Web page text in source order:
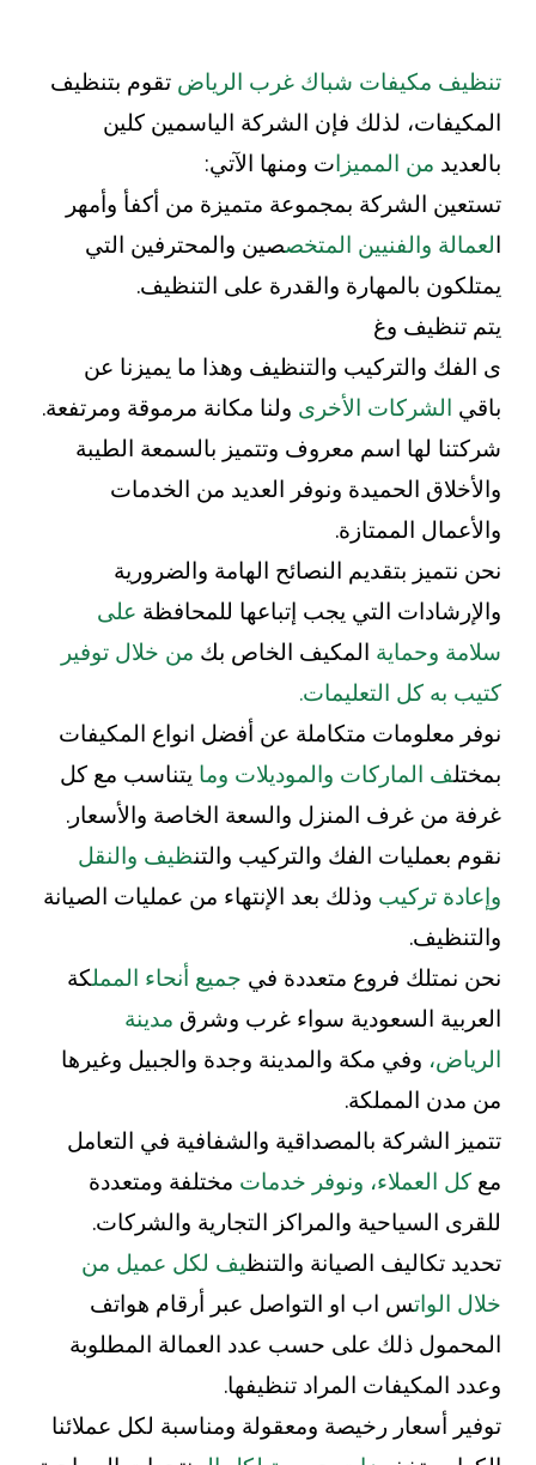
تنظيف مكيفات شباك غرب الرياض تقوم بتنظيف
المكيفات، لذلك فإن الشركة الياسمين كلين
بالعديد من المميزات ومنها الآتي:
تستعين الشركة بمجموعة متميزة من أكفأ وأمهر
العمالة والفنيين المتخصصين والمحترفين التي
يمتلكون بالمهارة والقدرة على التنظيف.
يتم تنظيف وغ
ى الفك والتركيب والتنظيف وهذا ما يميزنا عن
باقي الشركات الأخرى ولنا مكانة مرموقة ومرتفعة.
شركتنا لها اسم معروف وتتميز بالسمعة الطيبة
والأخلاق الحميدة ونوفر العديد من الخدمات
والأعمال الممتازة.
نحن نتميز بتقديم النصائح الهامة والضرورية
والإرشادات التي يجب إتباعها للمحافظة على
سلامة وحماية المكيف الخاص بك من خلال توفير
كتيب به كل التعليمات.
نوفر معلومات متكاملة عن أفضل انواع المكيفات
بمختلف الماركات والموديلات وما يتناسب مع كل
غرفة من غرف المنزل والسعة الخاصة والأسعار.
نقوم بعمليات الفك والتركيب والتنظيف والنقل
وإعادة تركيب وذلك بعد الإنتهاء من عمليات الصيانة
والتنظيف.
نحن نمتلك فروع متعددة في جميع أنحاء المملكة
العربية السعودية سواء غرب وشرق مدينة
الرياض، وفي مكة والمدينة وجدة والجبيل وغيرها
من مدن المملكة.
تتميز الشركة بالمصداقية والشفافية في التعامل
مع كل العملاء، ونوفر خدمات مختلفة ومتعددة
للقرى السياحية والمراكز التجارية والشركات.
تحديد تكاليف الصيانة والتنظيف لكل عميل من
خلال الواتس اب او التواصل عبر أرقام هواتف
المحمول ذلك على حسب عدد العمالة المطلوبة
وعدد المكيفات المراد تنظيفها.
توفير أسعار رخيصة ومعقولة ومناسبة لكل عملائنا